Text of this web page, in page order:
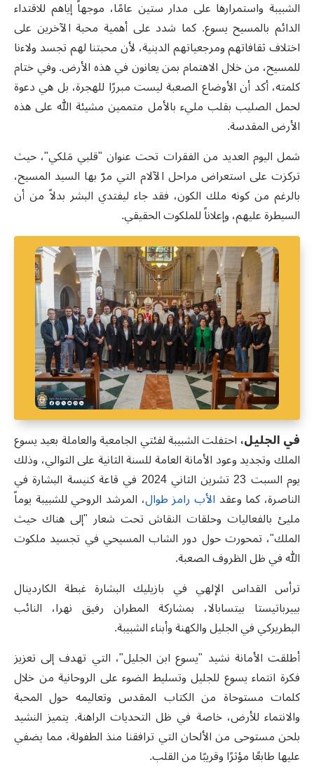
الشبيبة واستمرارها على مدار ستين عامًا، موجهاً إياهم للاقتداء
الدائم بالمسيح يسوع. كما شدد على أهمية محبة الآخرين على
اختلاف ثقافاتهم ومرجعياتهم الدينية، لأن محبتنا لهم تجسد ولاءنا
للمسيح، من خلال الاهتمام بمن يعانون في هذه الأرض. وفي ختام
كلمته، أكد أن الأوضاع الصعبة ليست مبررًا للهجرة، بل هي دعوة
لحمل الصليب بقلب مليء بالأمل متممين مشيئة الله على هذه
الأرض المقدسة.
شمل اليوم العديد من الفقرات تحت عنوان "قلبي مَلكي"، حيث
تركزت على استعراض مراحل الآلام التي مرّ بها السيد المسيح،
بالرغم من كونه ملك الكون، فقد جاء ليفتدي البشر بدلاً من أن
السيطرة عليهم، وإعلاناً للملكوت الحقيقي.
في الجليل، احتفلت الشبيبة لفئتي الجامعية والعاملة بعيد يسوع
الملك وتجديد وعود الأمانة العامة للسنة الثانية على التوالي، وذلك
يوم السبت 23 تشرين الثاني 2024 في قاعة كنيسة البشارة في
الناصرة، كما وعقد الأب رامز طوال، المرشد الروحي للشبيبة يوماً
مليئ بالفعاليات وحلقات النقاش تحت شعار "إلى هناك حيث
الملك"، تمحورت حول دور الشاب المسيحي في تجسيد ملكوت
الله في ظل الظروف الصعبة.
ترأس القداس الإلهي في بازيليك البشارة غبطة الكاردينال
بييرباتيستا بيتسابالا، بمشاركة المطران رفيق نهرا، النائب
البطريركي في الجليل والكهنةوأبناء الشبيبة.
أطلقت الأمانة نشيد "يسوع ابن الجليل"، التي تهدف إلى تعزيز
فكرة انتماء يسوع للجليل وتسليط الضوء على الروحانية من خلال
كلمات مستوحاة من الكتاب المقدس وتعاليمه حول المحبة
والانتماء للأرض، خاصة في ظل التحديات الراهنة. يتميز النشيد
بلحن مستوحى من الألحان التي ترافقنا منذ الطفولة، مما يضفي
عليها طابعًا مؤثرًا وقريبًا من القلب.